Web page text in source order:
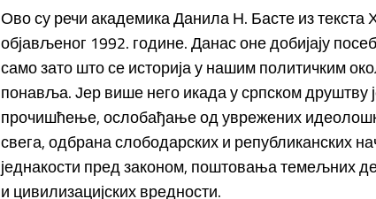
Ово су речи академика Данила Н. Басте из текста
објављеног 1992. године. Данас оне добијају
само зато што се историја у нашим политичким
понавља. Јер више него икада у српском друштву
прочишћење, ослобађање од уврежених
свега, одбрана слободарских и републиканских
једнакости пред законом, поштовања темељних
и цивилизацијских вредности.